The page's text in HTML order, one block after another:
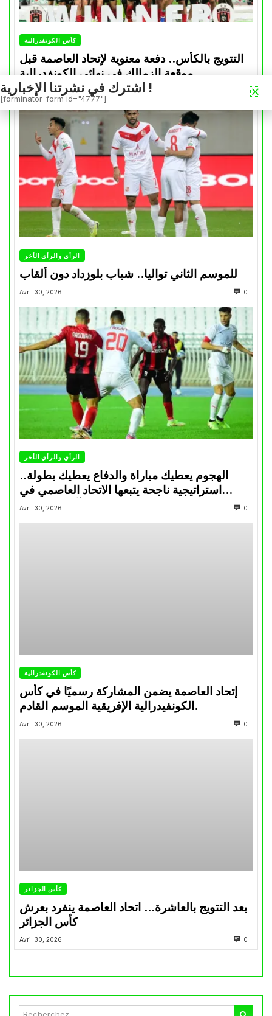
كأس الكونفدرالية
التتويج بالكأس.. دفعة معنوية لإتحاد العاصمة قبل
موقعة الزمالك في نهائي الكونفدرالية
Avril 30, 2026
الرأي والرأي الأخر
للموسم الثاني تواليا.. شباب بلوزداد دون ألقاب
Avril 30, 2026 0
الرأي والرأي الأخر
الهجوم يعطيك مباراة والدفاع يعطيك بطولة..
استراتيجية ناجحة يتبعها الاتحاد العاصمي في
تتويجاته آخر السنوات
Avril 30, 2026 0
كأس الكونفدرالية
إتحاد العاصمة يضمن المشاركة رسميًا في كأس
الكونفيدرالية الإفريقية الموسم القادم.
Avril 30, 2026 0
كأس الجزائر
بعد التتويج بالعاشرة… اتحاد العاصمة ينفرد بعرش
كأس الجزائر
Avril 30, 2026 0
اشترك في نشرتنا الإخبارية !
[forminator_form id="4777"]